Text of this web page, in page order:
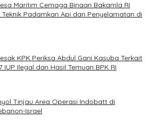
Maritim Cemaga Binaan Bakamla RI
Teknik Padamkan Api dan Penyelamatan di
KPK Periksa Abdul Gani Kasuba Terkait
IUP Ilegal dan Hasil Temuan BPK RI
Tinjau Area Operasi Indobatt di
Israel